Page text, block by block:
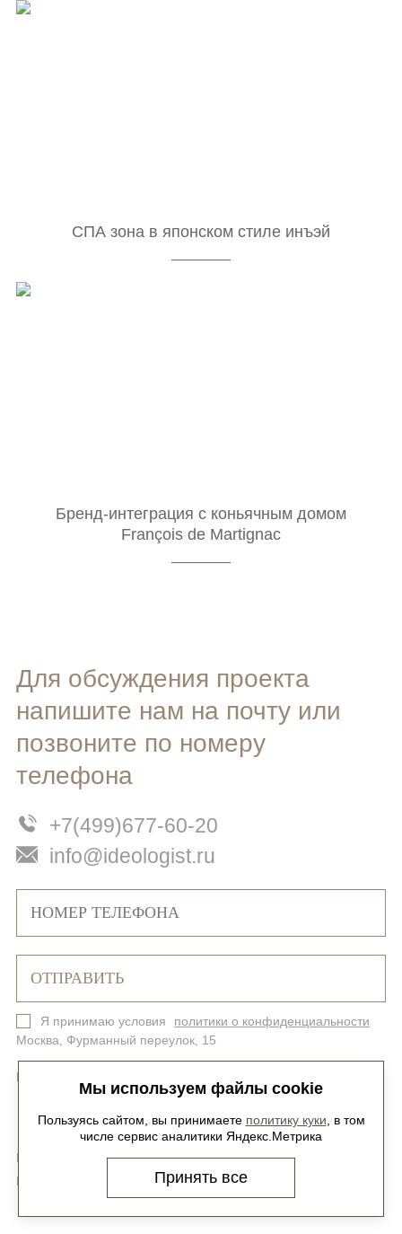
СПА зона в японском стиле инъэй
Бренд-интеграция с коньячным домом
François de Martignac
Москва, Фурманный переулок, 15
Политика конфиденциальности
Мы в соцсетях -@ideologist.plus
Карьера -
hr@ideologist.ru
Для обсуждения проекта
напишите нам на почту или
позвоните по номеру
телефона
+7(499)677-60-20
info@ideologist.ru
Я принимаю условия политики о конфиденциальности
Мы используем файлы cookie
Пользуясь сайтом, вы принимаете политику куки , в том
числе сервис аналитики Яндекс.Метрика
Принять все